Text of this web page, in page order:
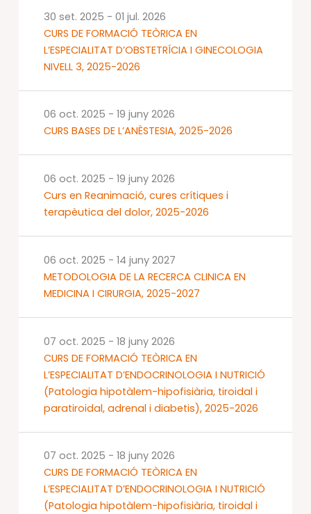
CURS DE FORMACIÓ TEÒRICA EN
L’ESPECIALITAT D’OBSTETRÍCIA I GINECOLOGIA
NIVELL 3, 2025-2026
30 set. 2025 - 01 jul. 2026
CURS BASES DE L’ANÈSTESIA, 2025-2026
06 oct. 2025 - 19 juny 2026
Curs en Reanimació, cures crítiques i
terapèutica del dolor, 2025-2026
06 oct. 2025 - 19 juny 2026
METODOLOGIA DE LA RECERCA CLINICA EN
MEDICINA I CIRURGIA, 2025-2027
06 oct. 2025 - 14 juny 2027
CURS DE FORMACIÓ TEÒRICA EN
L’ESPECIALITAT D’ENDOCRINOLOGIA I NUTRICIÓ
(Patologia hipotàlem-hipofisiària, tiroidal i
paratiroidal, adrenal i diabetis), 2025-2026
07 oct. 2025 - 18 juny 2026
CURS DE FORMACIÓ TEÒRICA EN
L’ESPECIALITAT D’ENDOCRINOLOGIA I NUTRICIÓ
(Patologia hipotàlem-hipofisiària, tiroidal i
07 oct. 2025 - 18 juny 2026